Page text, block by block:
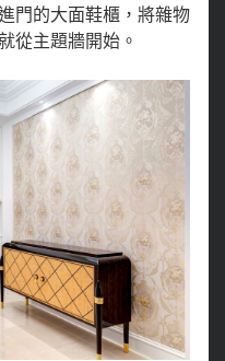
門的大面鞋櫃，將雜物
從主題牆開始。